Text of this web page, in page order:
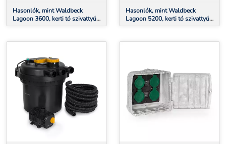
Hasonlók, mint Waldbeck
Lagoon 3600, kerti tó szivattyú,
3600 l/ó, ecosave: 20 w,
Hasonlók, mint Waldbeck
Lagoon 5200, kerti tó szivattyú,
5200 l/ó, ecosave: 40 w,